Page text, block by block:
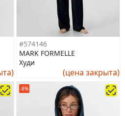
#574146
MARK FORMELLE
Худи
(цена закрыта)
-8%